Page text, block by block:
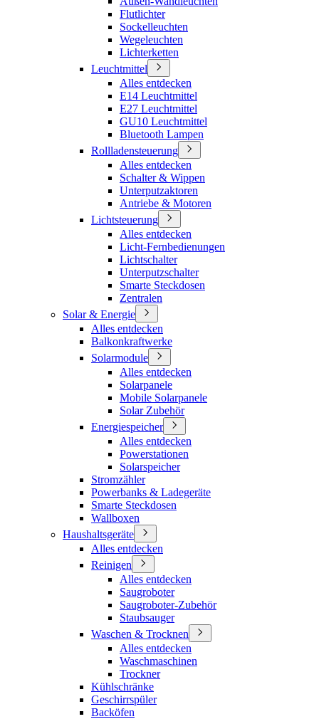
Flutlichter
Sockelleuchten
Wegeleuchten
Lichterketten
Leuchtmittel
Alles entdecken
E14 Leuchtmittel
E27 Leuchtmittel
GU10 Leuchtmittel
Bluetooth Lampen
Rollladensteuerung
Alles entdecken
Schalter & Wippen
Unterputzaktoren
Antriebe & Motoren
Lichtsteuerung
Alles entdecken
Licht-Fernbedienungen
Lichtschalter
Unterputzschalter
Smarte Steckdosen
Zentralen
Solar & Energie
Alles entdecken
Balkonkraftwerke
Solarmodule
Alles entdecken
Solarpanele
Mobile Solarpanele
Solar Zubehör
Energiespeicher
Alles entdecken
Powerstationen
Solarspeicher
Stromzähler
Powerbanks & Ladegeräte
Smarte Steckdosen
Wallboxen
Haushaltsgeräte
Alles entdecken
Reinigen
Alles entdecken
Saugroboter
Saugroboter-Zubehör
Staubsauger
Waschen & Trocknen
Alles entdecken
Waschmaschinen
Trockner
Kühlschränke
Geschirrspüler
Backöfen